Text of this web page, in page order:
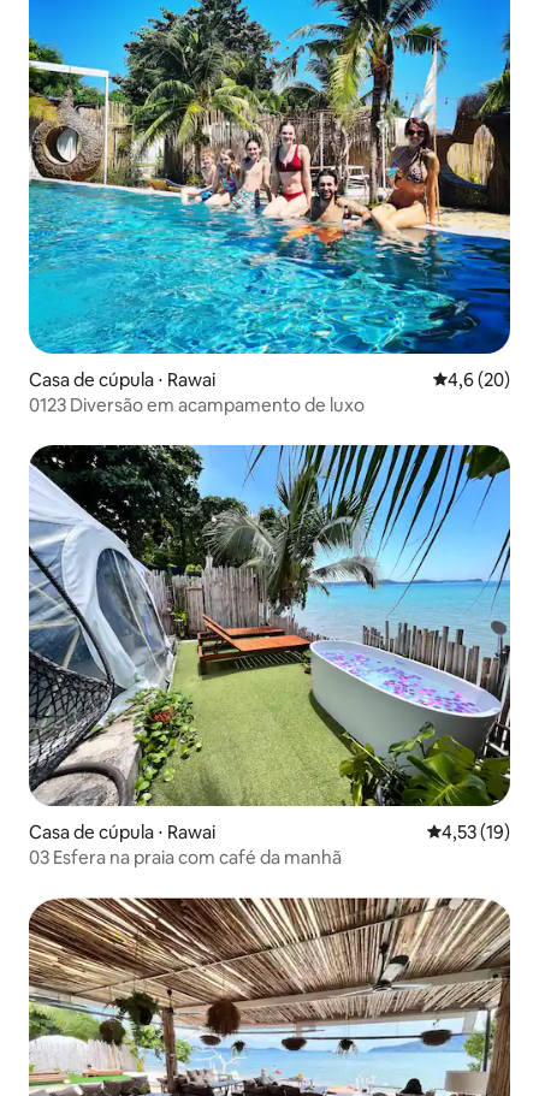
Casa de cúpula ⋅ Rawai 4,6 de uma
4,6 (20)
0123 Diversão em acampamento de luxo
Casa de cúpula ⋅ Rawai 4,53 de uma
4,53 (19)
03 Esfera na praia com café da manhã